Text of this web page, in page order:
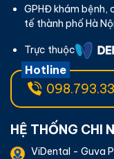
GPHĐ khám bệnh,
tế thành phố Hà
Trực thuộc
Hotline
HỆ THỐNG CHI
ViDental - Guva